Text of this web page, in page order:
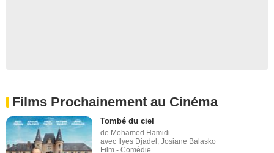
Films Prochainement au Cinéma
Tombé du ciel
de Mohamed Hamidi
avec Ilyes Djadel, Josiane Balasko
Film - Comédie